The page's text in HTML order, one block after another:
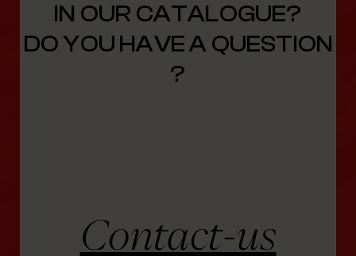
IN OUR CATALOGUE?
DO YOU HAVE A QUESTION
?
Contact-us